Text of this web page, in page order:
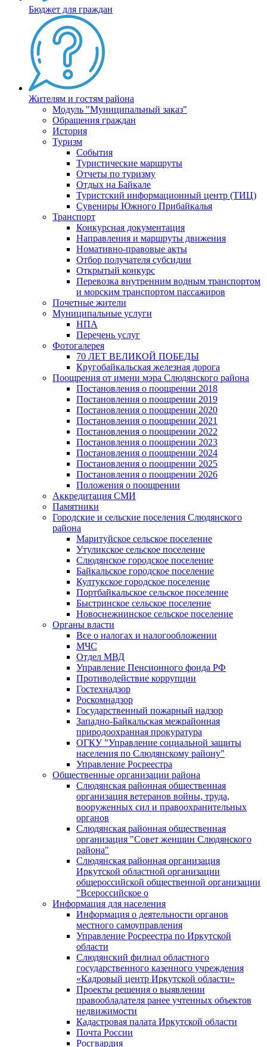
Бюджет для граждан
Жителям и гостям района
Модуль "Муниципальный заказ"
Обращения граждан
История
Туризм
События
Туристические маршруты
Отчеты по туризму
Отдых на Байкале
Туристский информационный центр (ТИЦ)
Сувениры Южного Прибайкалья
Транспорт
Конкурсная документация
Направления и маршруты движения
Номативно-правовые акты
Отбор получателя субсидии
Открытый конкурс
Перевозка внутренним водным транспортом
и морским транспортом пассажиров
Почетные жители
Муниципальные услуги
НПА
Перечень услуг
Фотогалерея
70 ЛЕТ ВЕЛИКОЙ ПОБЕДЫ
Кругобайкальская железная дорога
Поощрения от имени мэра Слюдянского района
Постановления о поощрении 2018
Постановления о поощрении 2019
Постановления о поощрении 2020
Постановления о поощрении 2021
Постановления о поощрении 2022
Постановления о поощрении 2023
Постановления о поощрении 2024
Постановления о поощрении 2025
Постановления о поощрении 2026
Положения о поощрении
Аккредитация СМИ
Памятники
Городские и сельские поселения Слюдянского
района
Маритуйское сельское поселение
Утуликское сельское поселение
Слюдянское городское поселение
Байкальское городское поселение
Култукское городское поселение
Портбайкальское сельское поселение
Быстринское сельское поселение
Новоснежнинское сельское поселение
Органы власти
Все о налогах и налогообложении
МЧС
Отдел МВД
Управление Пенсионного фонда РФ
Противодействие коррупции
Гостехнадзор
Роскомнадзор
Государственный пожарный надзор
Западно-Байкальская межрайонная
природоохранная прокуратура
ОГКУ "Управление социальной защиты
населения по Слюдянскому району"
Управление Росреестра
Общественные организации района
Слюдянская районная общественная
организация ветеранов войны, труда,
вооруженных сил и правоохранительных
органов
Слюдянская районная общественная
организация "Совет женщин Слюдянского
района"
Слюдянская районная организация
Иркутской областной организации
общероссийской общественной организации
"Всероссийское о
Информация для населения
Информация о деятельности органов
местного самоуправления
Управление Росреестра по Иркутской
области
Слюдянский филиал областного
государственного казенного учреждения
«Кадровый центр Иркутской области»
Проекты решения о выявлении
правообладателя ранее учтенных объектов
недвижимости
Кадастровая палата Иркутской области
Почта России
Росгвардия